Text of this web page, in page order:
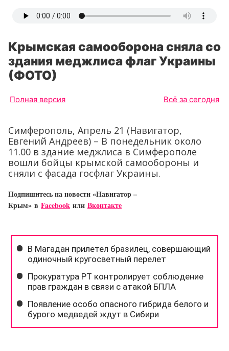
Крымская самооборона сняла со
здания меджлиса флаг Украины
(ФОТО)
Полная версия Всё за сегодня
Симферополь, Апрель 21 (Навигатор,
Евгений Андреев) – В понедельник около
11.00 в здание меджлиса в Симферополе
вошли бойцы крымской самообороны и
сняли с фасада госфлаг Украины.
Подпишитесь на новости «Навигатор –
Крым» в Facebook или Вконтакте